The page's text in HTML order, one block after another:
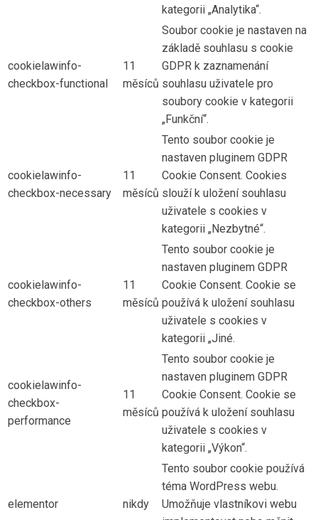
kategorii „Analytika“.
cookielawinfo-
checkbox-functional
11
měsíců
Soubor cookie je nastaven na
základě souhlasu s cookie
GDPR k zaznamenání
souhlasu uživatele pro
soubory cookie v kategorii
„Funkční“.
cookielawinfo-
checkbox-necessary
11
měsíců
Tento soubor cookie je
nastaven pluginem GDPR
Cookie Consent. Cookies
slouží k uložení souhlasu
uživatele s cookies v
kategorii „Nezbytné“.
cookielawinfo-
checkbox-others
11
měsíců
Tento soubor cookie je
nastaven pluginem GDPR
Cookie Consent. Cookie se
používá k uložení souhlasu
uživatele s cookies v
kategorii „Jiné.
cookielawinfo-
checkbox-
performance
11
měsíců
Tento soubor cookie je
nastaven pluginem GDPR
Cookie Consent. Cookie se
používá k uložení souhlasu
uživatele s cookies v
kategorii „Výkon“.
elementor nikdy
Tento soubor cookie používá
téma WordPress webu.
Umožňuje vlastníkovi webu